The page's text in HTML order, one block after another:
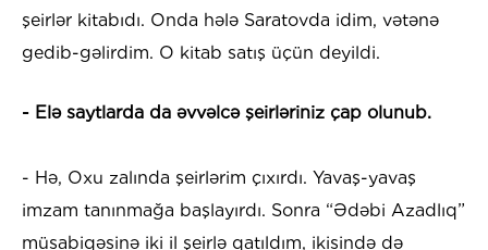
şeirlər kitabıdı. Onda hələ Saratovda idim, vətənə
gedib-gəlirdim. O kitab satış üçün deyildi.
- Elə saytlarda da əvvəlcə şeirləriniz çap olunub.
- Hə, Oxu zalında şeirlərim çıxırdı. Yavaş-yavaş
imzam tanınmağa başlayırdı. Sonra “Ədəbi Azadlıq”
müsabiqəsinə iki il şeirlə qatıldım, ikisində də